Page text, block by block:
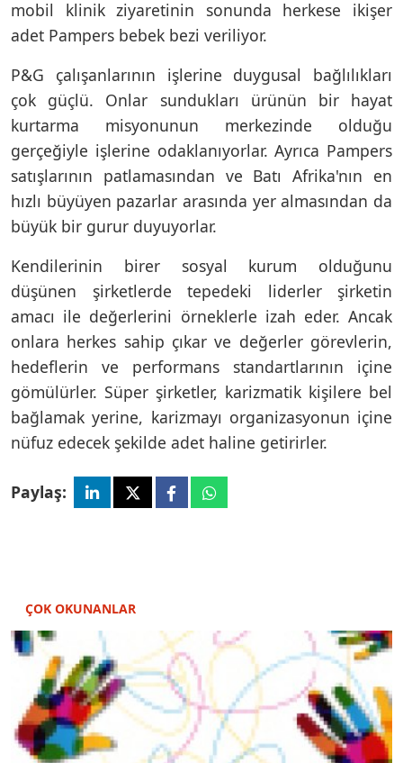
mobil klinik ziyaretinin sonunda herkese ikişer
adet Pampers bebek bezi veriliyor.
P&G çalışanlarının işlerine duygusal bağlılıkları
çok güçlü. Onlar sundukları ürünün bir hayat
kurtarma misyonunun merkezinde olduğu
gerçeğiyle işlerine odaklanıyorlar. Ayrıca Pampers
satışlarının patlamasından ve Batı Afrika'nın en
hızlı büyüyen pazarlar arasında yer almasından da
büyük bir gurur duyuyorlar.
Kendilerinin birer sosyal kurum olduğunu
düşünen şirketlerde tepedeki liderler şirketin
amacı ile değerlerini örneklerle izah eder. Ancak
onlara herkes sahip çıkar ve değerler görevlerin,
hedeflerin ve performans standartlarının içine
gömülürler. Süper şirketler, karizmatik kişilere bel
bağlamak yerine, karizmayı organizasyonun içine
nüfuz edecek şekilde adet haline getirirler.
Paylaş:
ÇOK OKUNANLAR